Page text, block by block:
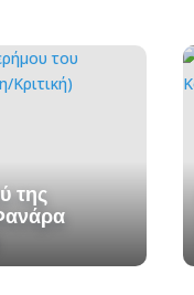
της